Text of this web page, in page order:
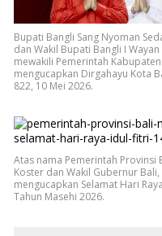
Bupati Bangli Sang Nyoman
dan Wakil Bupati Bangli I
mewakili Pemerintah
mengucapkan Dirgahayu Kota
822, 10 Mei 2026.
Atas nama Pemerintah Provinsi
Koster dan Wakil Gubernur
mengucapkan Selamat Hari
Tahun Masehi 2026.